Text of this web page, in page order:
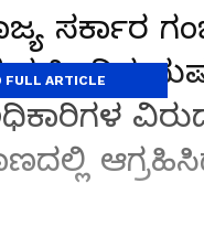
ಸರ್ಕಾರ
ಹಿಂದಿನ
FULL ARTICLE